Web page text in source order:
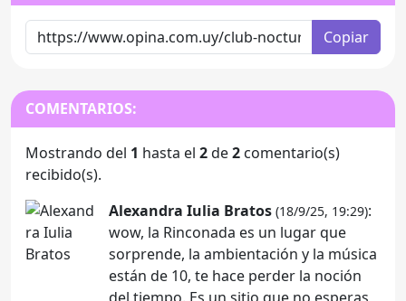
Copiar
COMENTARIOS:
Mostrando del 1 hasta el 2de2 comentario(s)
recibido(s).
Alexandra Iulia Bratos (18/9/25, 19:29):
wow, la Rinconada es un lugar que
sorprende, la ambientación y la música
están de 10, te hace perder la noción